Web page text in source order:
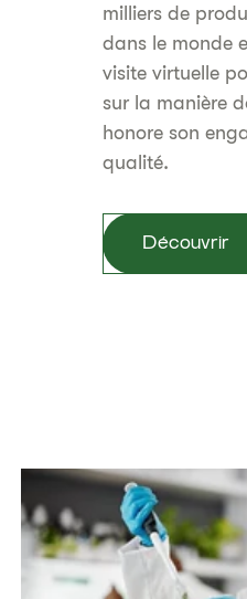
milliers de
dans le monde
visite virtuelle
sur la manière
honore son
qualité.
Découvrir